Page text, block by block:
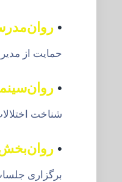
•
حمایت از
•
شناخت
•
برگزاری